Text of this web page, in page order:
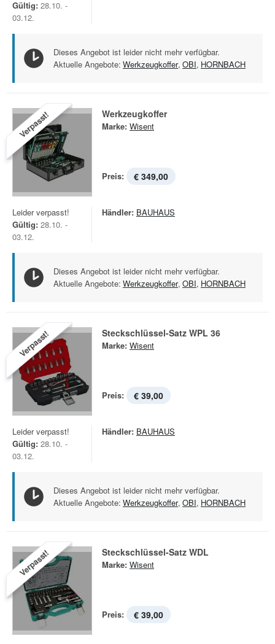
Gültig: 28.10. -
03.12.
Dieses Angebot ist leider nicht mehr verfügbar.
Aktuelle Angebote: Werkzeugkoffer, OBI, HORNBACH
Verpasst! Werkzeugkoffer
Marke: Wisent
Preis: € 349,00
Leider verpasst!
Gültig: 28.10. -
03.12.
Händler: BAUHAUS
Dieses Angebot ist leider nicht mehr verfügbar.
Aktuelle Angebote: Werkzeugkoffer, OBI, HORNBACH
Verpasst! Steckschlüssel-Satz WPL 36
Marke: Wisent
Preis: € 39,00
Leider verpasst!
Gültig: 28.10. -
03.12.
Händler: BAUHAUS
Dieses Angebot ist leider nicht mehr verfügbar.
Aktuelle Angebote: Werkzeugkoffer, OBI, HORNBACH
Verpasst! Steckschlüssel-Satz WDL
Marke: Wisent
Preis: € 39,00